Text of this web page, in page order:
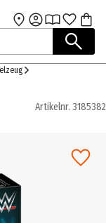
Artikelnr. 3185382